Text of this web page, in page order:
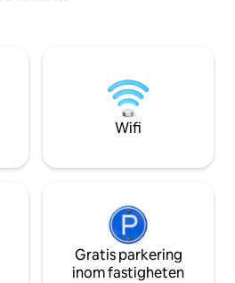
från 2
på
mysiga kvällar.
förtrollande
matbilarna! Boka
Wifi
Gratis parkering
inom fastigheten